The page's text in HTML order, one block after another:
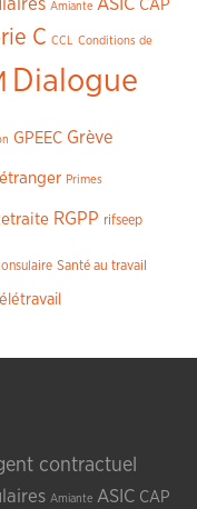
Amiante CAP
C CCL Conditions de
Dialogue
GPEEC Grève
Primes
RGPP rifseep
Santé au travail
Télétravail
contractuel
Amiante ASIC CAP